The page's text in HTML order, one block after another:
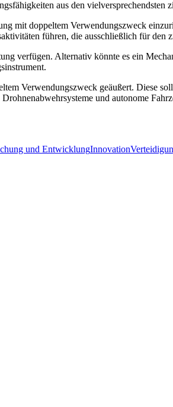
aus den vielversprechendsten
mit doppeltem Verwendungszweck
führen, die ausschließlich für den
verfügen. Alternativ könnte es ein
Verwendungszweck geäußert. Diese
und autonome
und EntwicklungInnovation